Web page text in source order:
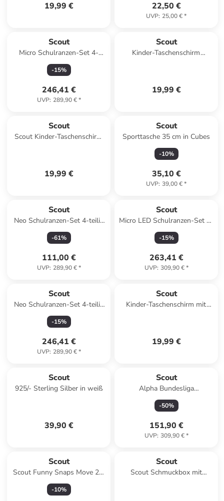
19,99 € 22,50 €
UVP: 25,00 €*
Scout
Micro Schulranzen-Set 4-
tlg.Happy Confetti in blau
-15%
246,41 €
UVP: 289,90 €*
Scout
Kinder-Taschenschirm
19,99 €
Scout
Scout Kinder-Taschenschirm
19,99 €
Scout
Sporttasche 35 cm in Cubes
-10%
35,10 €
UVP: 39,00 €*
Scout
Neo Schulranzen-Set 4-teilig
in Water Lily
-61%
111,00 €
UVP: 289,90 €*
Scout
Micro LED Schulranzen-Set 4-
tlg. Rocket Rider in blau
-15%
263,41 €
UVP: 309,90 €*
Scout
Neo Schulranzen-Set 4-teilig
in Summer
-15%
246,41 €
UVP: 289,90 €*
Scout
Kinder-Taschenschirm mit
19,99 €
Scout
925/- Sterling Silber in weiß
39,90 €
Scout
Alpha Bundesliga
Schulranzen-Set 6-teilig in
Bundesliga
-50%
151,90 €
UVP: 309,90 €*
Scout
Scout Funny Snaps Move 2er
Set Rocket Rider
-10%
Scout
Scout Schmuckbox mit